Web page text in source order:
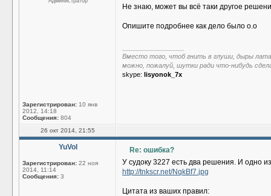
Зарегистрирован: 10 янв
2012, 14:18
Сообщения: 804
Не знаю, может вы всё таки другое
Опишите подробнее как дело было о.о
Вместо того, чтоб гнить в глуши, дыры
можно, пожалуй, шутки ради что-нибудь
skype: lisyonok_7x
26 окт 2014, 21:55
YuVol
Зарегистрирован: 22 ноя
2014, 11:14
Сообщения: 3
Re: ошибка?
У судоку 3227 есть два решения. И одно
http://tnkscr.net/NqkBf7.jpg
Цитата из ваших правил: